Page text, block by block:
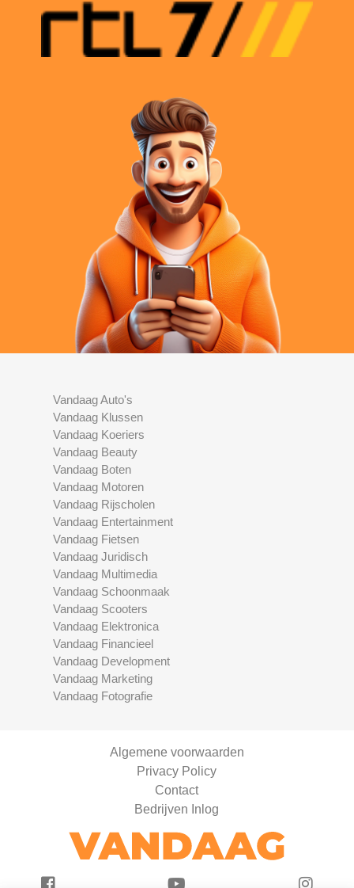
Vandaag Auto's
Vandaag Klussen
Vandaag Koeriers
Vandaag Beauty
Vandaag Boten
Vandaag Motoren
Vandaag Rijscholen
Vandaag Entertainment
Vandaag Fietsen
Vandaag Juridisch
Vandaag Multimedia
Vandaag Schoonmaak
Vandaag Scooters
Vandaag Elektronica
Vandaag Financieel
Vandaag Development
Vandaag Marketing
Vandaag Fotografie
Algemene voorwaarden
Privacy Policy
Contact
Bedrijven Inlog